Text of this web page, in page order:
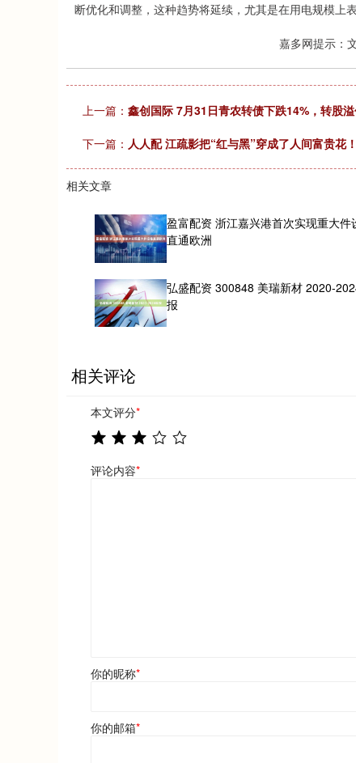
断优化和调整，这种趋势将延续，尤其是在用电规模上表
嘉多网提示：
上一篇： 鑫创国际 7月31日青农转债下跌14%，转股
下一篇： 人人配 江疏影把“红与黑”穿成了人间富贵花
相关文章
盈富配资 浙江嘉兴港首次实现重大件
直通欧洲
弘盛配资 300848 美瑞新材 2020-
报
相关评论
本文评分*
评论内容*
你的昵称*
你的邮箱*